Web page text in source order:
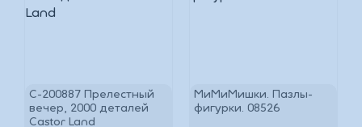
C-200887 Прелестный
вечер, 2000 деталей
Castor Land
МиМиМишки. Пазлы-
фигурки. 08526